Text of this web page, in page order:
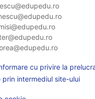
cu privire la
prin intermediul site-ului